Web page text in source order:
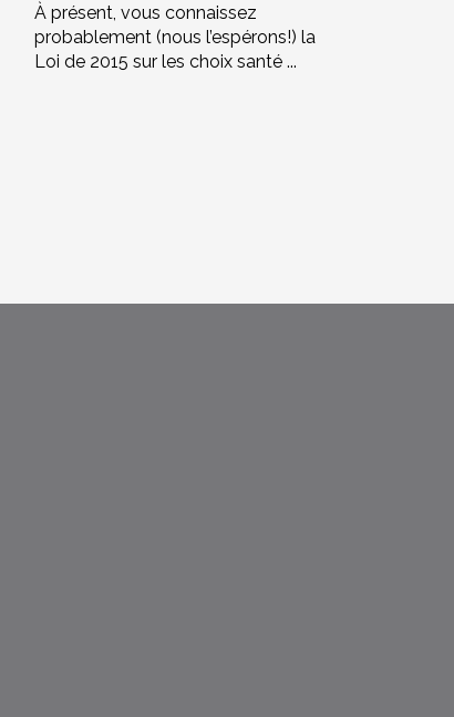
À présent, vous connaissez
probablement (nous l’espérons!) la
Loi de 2015 sur les choix santé ...